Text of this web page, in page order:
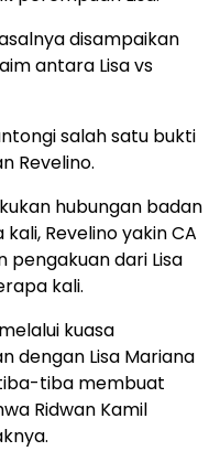
disampaikan
antara Lisa vs
salah satu bukti
Revelino.
hubungan badan
Revelino yakin CA
pengakuan dari Lisa
kali.
kuasa
dengan Lisa Mariana
tiba membuat
Ridwan Kamil